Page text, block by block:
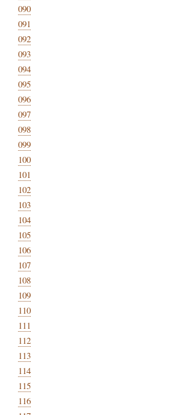
090
091
092
093
094
095
096
097
098
099
100
101
102
103
104
105
106
107
108
109
110
111
112
113
114
115
116